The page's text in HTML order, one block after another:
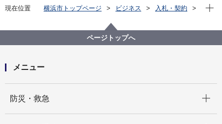
現在位置 横浜市トップページ ビジネス
入札・契約
【入札結果掲載】【一般競争入札】令和６年度
Chromebook端末サポート業務委託
現在
ページトップへ
メニュー
防災・救急